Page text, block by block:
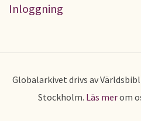
Inloggning
Globalarkivet drivs av
Stockholm. Läs merom